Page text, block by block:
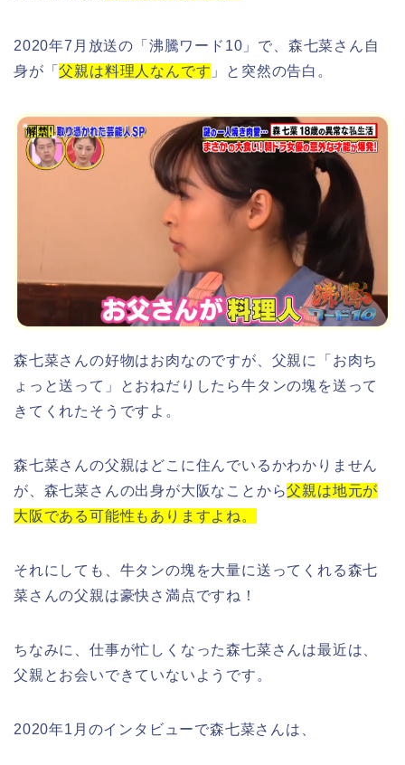
2020年7月放送の「 沸騰ワード10 」で、 森七菜さん自
身が「父親は料理人なんです 」と突然の告白。
森七菜さんの好物はお肉なのですが、 父親に「 お肉ち
ょっと送って 」とおねだりしたら牛タンの塊を送って
きてくれたそう ですよ。
森七菜さんの父親はどこに住んでいるかわかりません
が、 森七菜さんの出身が大阪なことから父親は地元が
大阪である可能性もありますよね。
それにしても、牛タンの塊を大量に送ってくれる森七
菜さんの父親は豪快さ満点ですね！
ちなみに、仕事が忙しくなった森七菜さんは最近は、
父親とお会いできていないよう です。
2020年1月のインタビューで森七菜さんは、